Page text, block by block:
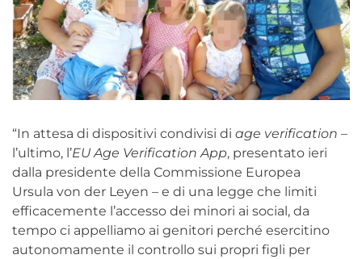
“In attesa di dispositivi condivisi di age verification –
l’ultimo, l’EU Age Verification App, presentato ieri
dalla presidente della Commissione Europea
Ursula von der Leyen – e di una legge che limiti
efficacemente l’accesso dei minori ai social, da
tempo ci appelliamo ai genitori perché esercitino
autonomamente il controllo sui propri figli per